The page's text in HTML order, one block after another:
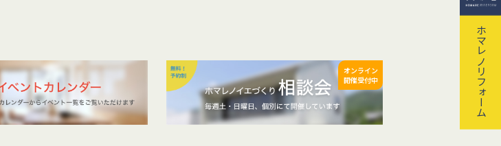
オンライン
開催受付中
ホマレノリフォーム